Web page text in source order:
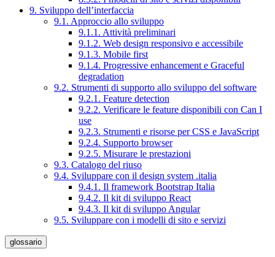
9. Sviluppo dell’interfaccia
9.1. Approccio allo sviluppo
9.1.1. Attività preliminari
9.1.2. Web design responsivo e accessibile
9.1.3. Mobile first
9.1.4. Progressive enhancement e Graceful
degradation
9.2. Strumenti di supporto allo sviluppo del software
9.2.1. Feature detection
9.2.2. Verificare le feature disponibili con Can I
use
9.2.3. Strumenti e risorse per CSS e JavaScript
9.2.4. Supporto browser
9.2.5. Misurare le prestazioni
9.3. Catalogo del riuso
9.4. Sviluppare con il design system .italia
9.4.1. Il framework Bootstrap Italia
9.4.2. Il kit di sviluppo React
9.4.3. Il kit di sviluppo Angular
9.5. Sviluppare con i modelli di sito e servizi
glossario